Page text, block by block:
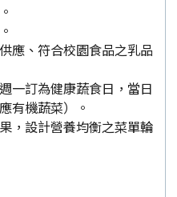
應、符合校園食品之乳品
一訂為健康蔬食日，當日
有機蔬菜）。
，設計營養均衡之菜單輪